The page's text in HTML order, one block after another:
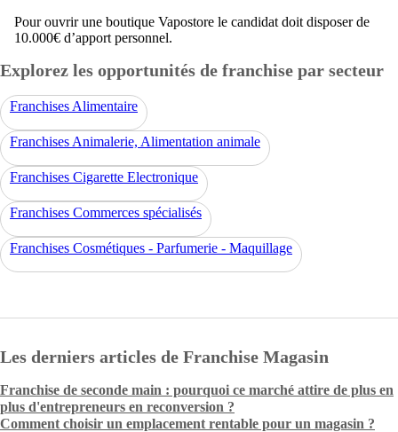
Pour ouvrir une boutique Vapostore le candidat doit disposer de
10.000€ d’apport personnel.
Explorez les opportunités de franchise par secteur
Franchises Alimentaire
Franchises Animalerie, Alimentation animale
Franchises Cigarette Electronique
Franchises Commerces spécialisés
Franchises Cosmétiques - Parfumerie - Maquillage
Les derniers articles de Franchise Magasin
Franchise de seconde main : pourquoi ce marché attire de plus en
plus d'entrepreneurs en reconversion ?
Comment choisir un emplacement rentable pour un magasin ?